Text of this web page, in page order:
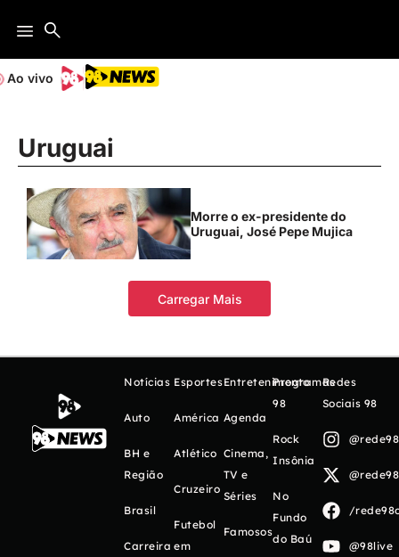
Ao vivo
Uruguai
Morre o ex-presidente do
Uruguai, José Pepe Mujica
Carregar Mais
Notícias
Auto
BH e
Região
Brasil
Carreira
Esportes
América
Atlético
Cruzeiro
Futebol
em
Entretenimento
Agenda
Cinema,
TV e
Séries
Famosos
Programas
98
Rock
Insônia
No
Fundo
do Baú
Redes
Sociais 98
/
@98live